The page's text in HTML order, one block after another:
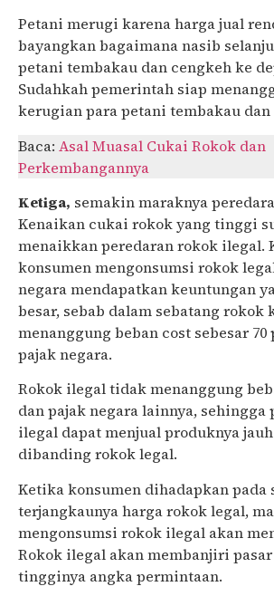
Petani merugi karena harga jual
bayangkan bagaimana nasib
petani tembakau dan cengkeh ke
Sudahkah pemerintah siap
kerugian para petani tembakau
Baca: Asal Muasal Cukai Rokok dan
Perkembangannya
Ketiga, semakin maraknya
Kenaikan cukai rokok yang tinggi
menaikkan peredaran rokok ilegal.
konsumen mengonsumsi rokok
negara mendapatkan keuntungan
besar, sebab dalam sebatang rokok
menanggung beban cost sebesar
pajak negara.
Rokok ilegal tidak menanggung
dan pajak negara lainnya, sehingga
ilegal dapat menjual produknya
dibanding rokok legal.
Ketika konsumen dihadapkan
terjangkaunya harga rokok legal,
mengonsumsi rokok ilegal akan
Rokok ilegal akan membanjiri
tingginya angka permintaan.